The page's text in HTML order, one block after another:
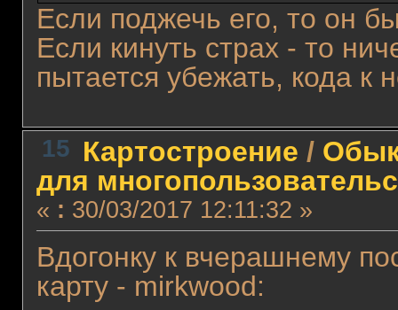
Если поджечь его, то он
Если кинуть страх - то
пытается убежать, кода к
15 Картостроение /
для
« : 30/03/2017 12:11:32 »
Вдогонку к вчерашнему
карту - mirkwood: